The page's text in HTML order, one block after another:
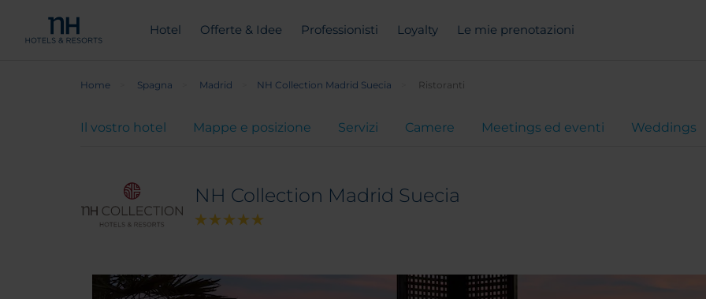
Hotel Offerte & Idee Professionisti Loyalty Le mie prenotazioni
Home Spagna Madrid NH Collection Madrid Suecia Ristoranti
Il vostro hotel Mappe e posizione Servizi Camere Meetings ed eventi Weddings
NH Collection Madrid Suecia